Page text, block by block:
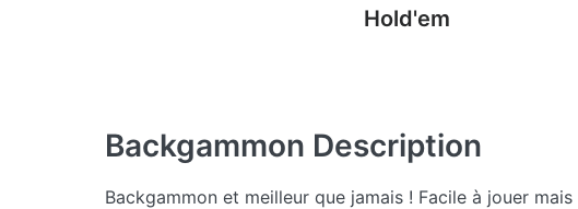
Hold'em
Backgammon Description
Backgammon et meilleur que jamais ! Facile à jouer